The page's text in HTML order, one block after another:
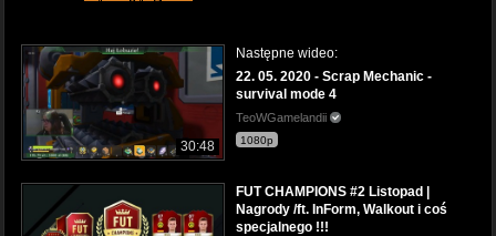
30:48
Następne wideo:
22. 05. 2020 - Scrap Mechanic -
survival mode 4
TeoWGamelandii
1080p
FUT CHAMPIONS #2 Listopad |
Nagrody /ft. InForm, Walkout i coś
specjalnego !!!